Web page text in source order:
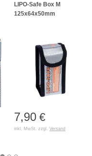
LIPO-Safe Box M
125x64x50mm
7,90 €
inkl. MwSt. zzgl. Versand